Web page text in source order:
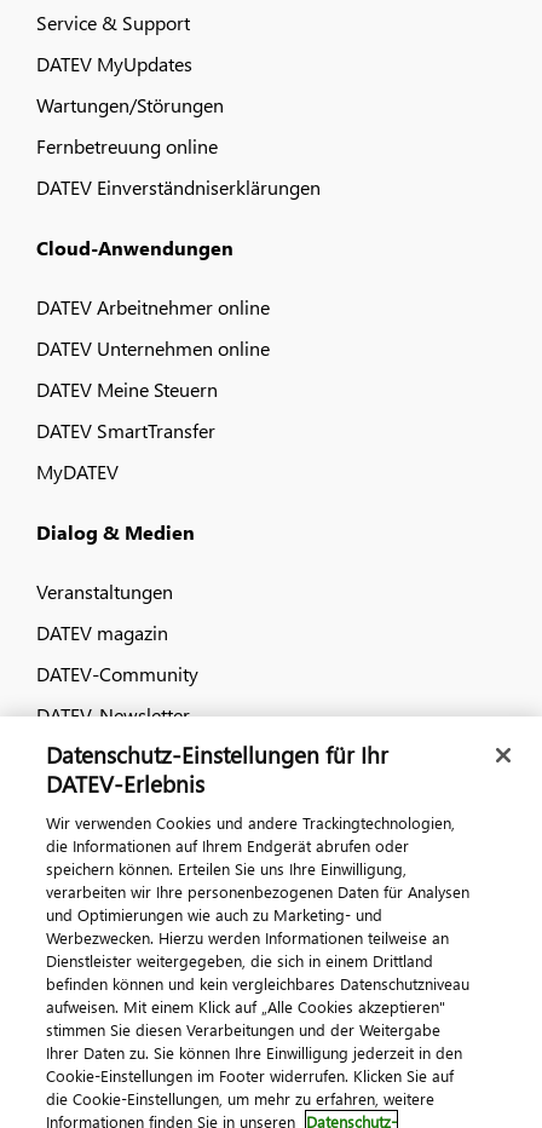
Service & Support
DATEV MyUpdates
Wartungen/Störungen
Fernbetreuung online
DATEV Einverständniserklärungen
Cloud-Anwendungen
DATEV Arbeitnehmer online
DATEV Unternehmen online
DATEV Meine Steuern
DATEV SmartTransfer
MyDATEV
Dialog & Medien
Veranstaltungen
DATEV magazin
DATEV-Community
DATEV-Newsletter
Kontaktieren Sie uns
© 2026 DATEV eG
ImpressumDatenschutzAGB Kontakt
Cookie-Einstellungen
Datenschutz-Einstellungen für Ihr
DATEV-Erlebnis
Wir verwenden Cookies und andere Trackingtechnologien,
die Informationen auf Ihrem Endgerät abrufen oder
speichern können. Erteilen Sie uns Ihre Einwilligung,
verarbeiten wir Ihre personenbezogenen Daten für Analysen
und Optimierungen wie auch zu Marketing- und
Werbezwecken. Hierzu werden Informationen teilweise an
Dienstleister weitergegeben, die sich in einem Drittland
befinden können und kein vergleichbares Datenschutzniveau
aufweisen. Mit einem Klick auf „Alle Cookies akzeptieren"
stimmen Sie diesen Verarbeitungen und der Weitergabe
Ihrer Daten zu. Sie können Ihre Einwilligung jederzeit in den
Cookie-Einstellungen im Footer widerrufen. Klicken Sie auf
die Cookie-Einstellungen, um mehr zu erfahren, weitere
Informationen finden Sie in unseren Datenschutz-